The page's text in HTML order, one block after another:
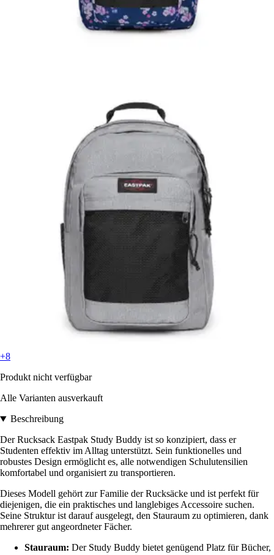
+8
Produkt nicht verfügbar
Alle Varianten ausverkauft
Beschreibung
Der Rucksack Eastpak Study Buddy ist so konzipiert, dass er
Studenten effektiv im Alltag unterstützt. Sein funktionelles und
robustes Design ermöglicht es, alle notwendigen Schulutensilien
komfortabel und organisiert zu transportieren.
Dieses Modell gehört zur Familie der Rucksäcke und ist perfekt für
diejenigen, die ein praktisches und langlebiges Accessoire suchen.
Seine Struktur ist darauf ausgelegt, den Stauraum zu optimieren, dank
mehrerer gut angeordneter Fächer.
Stauraum: Der Study Buddy bietet genügend Platz für Bücher,